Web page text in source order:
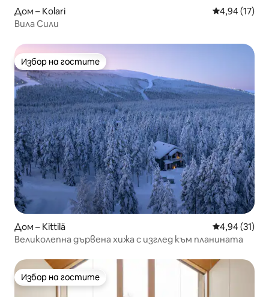
Дом – Kolari Средна
4,94 (17)
Вила Сили
Избор на гостите
Избор на гостите
Дом – Kittilä Средна
4,94 (31)
Великолепна дървена хижа с изглед към планината
Избор на гостите
Избор на гостите